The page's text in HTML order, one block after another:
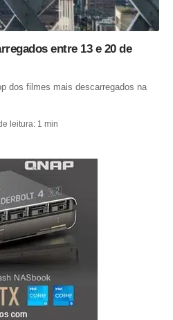
entre 13 e 20 de
dos filmes mais descarregados na
leitura: 1 min